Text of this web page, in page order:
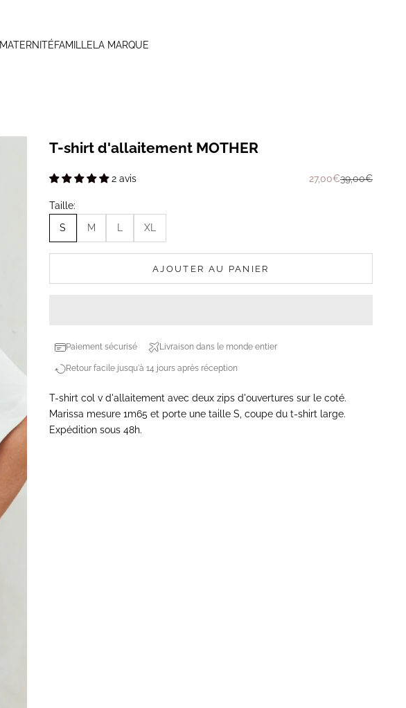
MATERNITÉFAMILLE LA MARQUE
T-shirt d'allaitement MOTHER
2 avis Prix de vente
27,00€Prix normal
39,00€
Taille:
S M XL
AJOUTER AU PANIER
Paiement sécurisé Livraison dans le monde entier
Retour facile jusqu'à 14 jours après réception
T-shirt col v d'allaitement avec deux zips d'ouvertures sur le coté.
Marissa mesure 1m65 et porte une taille S, coupe du t-shirt large.
Expédition sous 48h.